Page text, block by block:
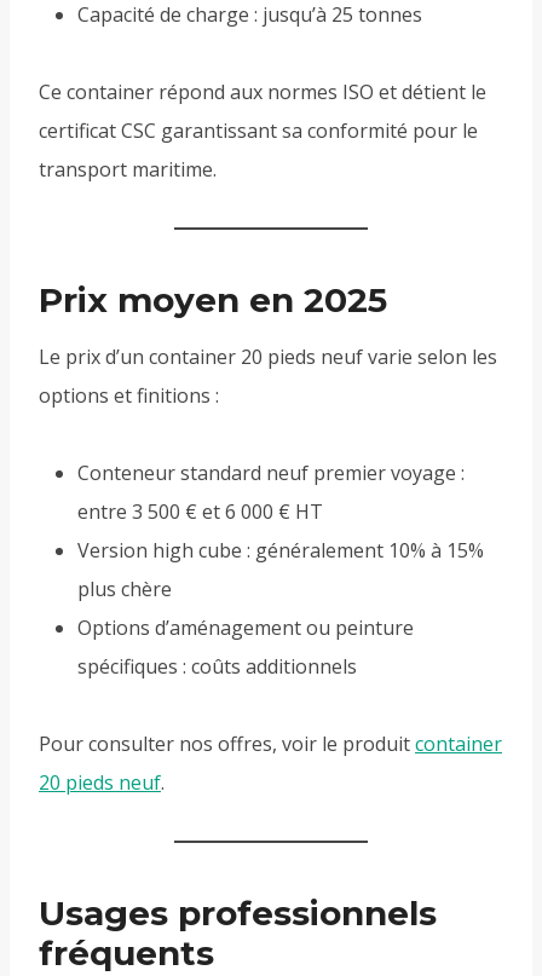
Capacité de charge : jusqu’à 25 tonnes
Ce container répond aux normes ISO et détient le
certificat CSC garantissant sa conformité pour le
transport maritime.
Prix moyen en 2025
Le prix d’un container 20 pieds neuf varie selon les
options et finitions :
Conteneur standard neuf premier voyage :
entre 3 500 € et 6 000 € HT
Version high cube : généralement 10% à 15%
plus chère
Options d’aménagement ou peinture
spécifiques : coûts additionnels
Pour consulter nos offres, voir le produitcontainer
20 pieds neuf.
Usages professionnels
fréquents